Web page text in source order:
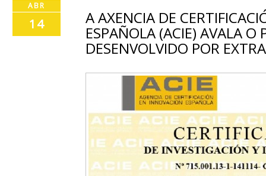
ABR
14 A AXENCIA DE
ESPAÑOLA (ACIE) AVALA O
DESENVOLVIDO POR